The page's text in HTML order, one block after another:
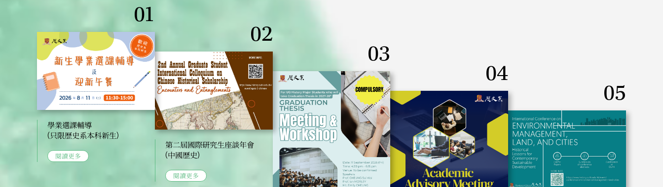
01
學業選課輔導
(只限歷史系本科新生)
閱讀更多
02
第二屆國際研究生座談年會
(中國歷史)
閱讀更多
03
04
05